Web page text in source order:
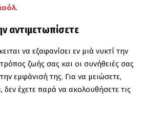
.
αντιμετωπίσετε
να εξαφανίσει εν μιά νυκτί την
ζωής σας και οι συνήθειές σας
εμφάνισή της. Για να μειώσετε,
δεν έχετε παρά να ακολουθήσετε τις